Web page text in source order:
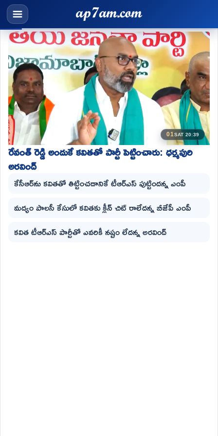
01SAT 20:39
రేవంత్ రెడ్డి అందుకే కవితతో పార్టీ పెట్టించారు: ధర్మపురి
అరవింద్
కేసీఆర్‌ను కవితతో తిట్టించడానికే టీఆర్ఎస్ పుట్టిందన్న ఎంపీ
మద్యం పాలసీ కేసులో కవితకు క్లీన్ చిట్ రాలేదన్న బీజేపీ ఎంపీ
కవిత టీఆర్ఎస్ పార్టీతో ఎవరికీ నష్టం లేదన్న అరవింద్